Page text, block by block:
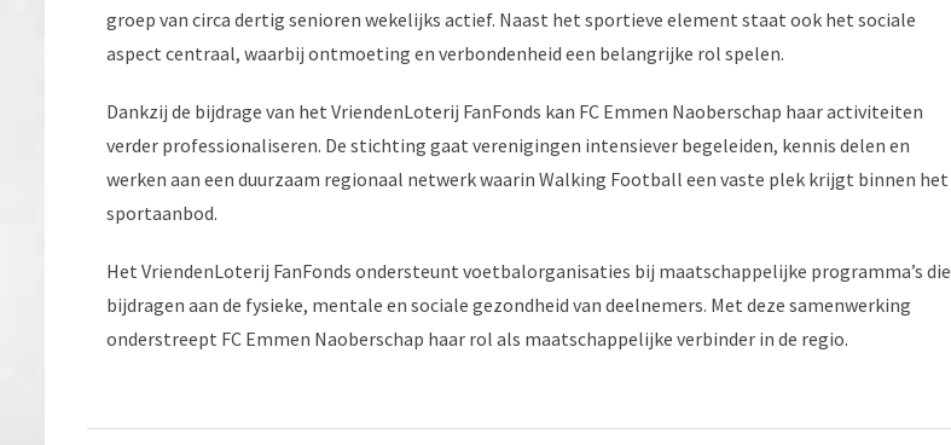
groep van circa dertig senioren wekelijks actief. Naast het sportieve element staat ook het sociale
aspect centraal, waarbij ontmoeting en verbondenheid een belangrijke rol spelen.
Dankzij de bijdrage van het VriendenLoterij FanFonds kan FC Emmen Naoberschap haar activiteiten
verder professionaliseren. De stichting gaat verenigingen intensiever begeleiden, kennis delen en
werken aan een duurzaam regionaal netwerk waarin Walking Football een vaste plek krijgt binnen het
sportaanbod.
Het VriendenLoterij FanFonds ondersteunt voetbalorganisaties bij maatschappelijke programma’s die
bijdragen aan de fysieke, mentale en sociale gezondheid van deelnemers. Met deze samenwerking
onderstreept FC Emmen Naoberschap haar rol als maatschappelijke verbinder in de regio.